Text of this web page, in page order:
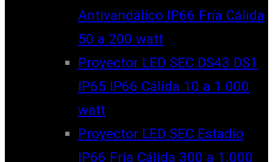
Antivandálico IP66 Fría Cálida
50 a 200 watt
Proyector LED SEC DS43 DS1
IP65 IP66 Cálida 10 a 1.000
watt
Proyector LED SEC Estadio
IP66 Fría Cálida 300 a 1.000